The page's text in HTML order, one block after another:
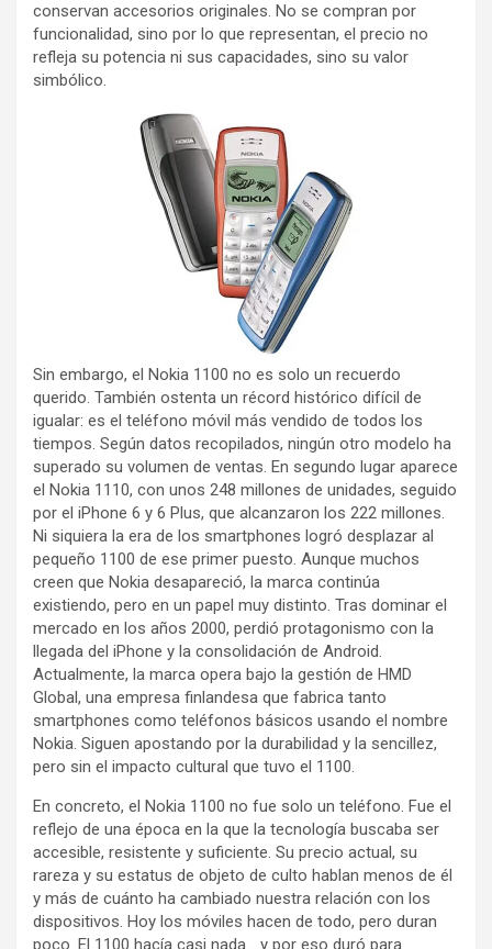
conservan accesorios originales. No se compran por
funcionalidad, sino por lo que representan, el precio no
refleja su potencia ni sus capacidades, sino su valor
simbólico.
Sin embargo, el Nokia 1100 no es solo un recuerdo
querido. También ostenta un récord histórico difícil de
igualar: es el teléfono móvil más vendido de todos los
tiempos. Según datos recopilados, ningún otro modelo ha
superado su volumen de ventas. En segundo lugar aparece
el Nokia 1110, con unos 248 millones de unidades, seguido
por el iPhone 6 y 6 Plus, que alcanzaron los 222 millones.
Ni siquiera la era de los smartphones logró desplazar al
pequeño 1100 de ese primer puesto. Aunque muchos
creen que Nokia desapareció, la marca continúa
existiendo, pero en un papel muy distinto. Tras dominar el
mercado en los años 2000, perdió protagonismo con la
llegada del iPhone y la consolidación de Android.
Actualmente, la marca opera bajo la gestión de HMD
Global, una empresa finlandesa que fabrica tanto
smartphones como teléfonos básicos usando el nombre
Nokia. Siguen apostando por la durabilidad y la sencillez,
pero sin el impacto cultural que tuvo el 1100.
En concreto, el Nokia 1100 no fue solo un teléfono. Fue el
reflejo de una época en la que la tecnología buscaba ser
accesible, resistente y suficiente. Su precio actual, su
rareza y su estatus de objeto de culto hablan menos de él
y más de cuánto ha cambiado nuestra relación con los
dispositivos. Hoy los móviles hacen de todo, pero duran
poco. El 1100 hacía casi nada… y por eso duró para